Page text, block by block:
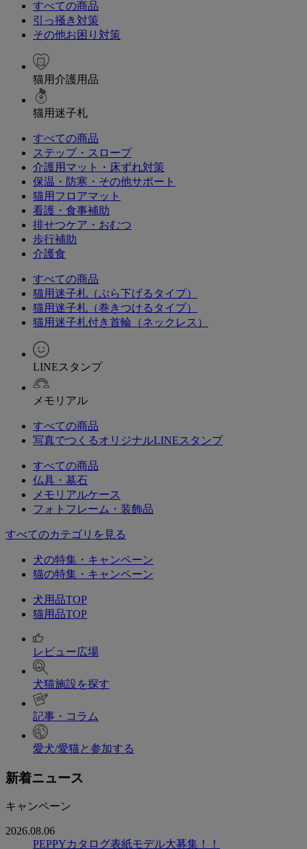
すべての商品
引っ掻き対策
その他お困り対策
猫用介護用品
猫用迷子札
すべての商品
ステップ・スロープ
介護用マット・床ずれ対策
保温・防寒・その他サポート
猫用フロアマット
看護・食事補助
排せつケア・おむつ
歩行補助
介護食
すべての商品
猫用迷子札（ぶら下げるタイプ）
猫用迷子札（巻きつけるタイプ）
猫用迷子札付き首輪（ネックレス）
LINEスタンプ
メモリアル
すべての商品
写真でつくるオリジナルLINEスタンプ
すべての商品
仏具・墓石
メモリアルケース
フォトフレーム・装飾品
すべてのカテゴリを見る
犬の特集・キャンペーン
猫の特集・キャンペーン
犬用品TOP
猫用品TOP
レビュー広場
犬猫施設を探す
記事・コラム
愛犬/愛猫と参加する
新着ニュース
キャンペーン
2026.08.06
PEPPYカタログ表紙モデル大募集！！